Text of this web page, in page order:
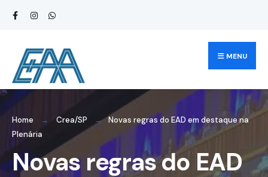
MENU
Home Crea/SP
Novas regras do EAD em destaque na
Plenária
Novas regras do EAD